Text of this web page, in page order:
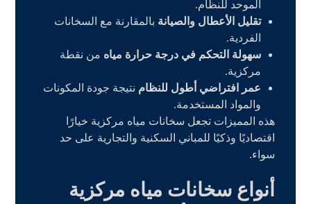
الموحد للنظام.
تقليل الأعطال والصيانة بالمقارنة مع السخانات
الفردية.
سهولة التحكم في درجة حرارة مياه من نقطة
مركزية.
عمر افتراضي أطول للنظام نتيجة جودة المكونات
والمواد المستخدمة.
هذه المميزات تجعل سخانات مياه مركزية خيارًا
اقتصاديًا وذكيًا للمباني السكنية والتجارية على حد
سواء.
أنواع سخانات مياه مركزية